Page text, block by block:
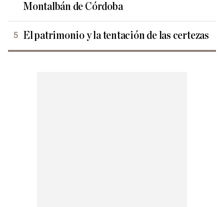
Montalbán de Córdoba
El patrimonio y la tentación de las certezas